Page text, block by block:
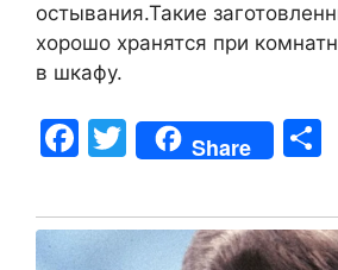
остывания.Такие
хорошо хранятся при
в шкафу.
F
c
e
T
w
itt
er
Share